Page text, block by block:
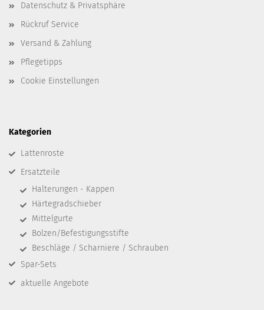
Datenschutz & Privatsphäre
Rückruf Service
Versand & Zahlung
Pflegetipps
Cookie Einstellungen
Kategorien
Lattenroste
Ersatzteile
Halterungen - Kappen
Härtegradschieber
Mittelgurte
Bolzen/Befestigungsstifte
Beschläge / Scharniere / Schrauben
Spar-Sets
aktuelle Angebote